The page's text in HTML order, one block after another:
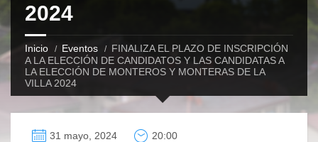
2024
Inicio Eventos
FINALIZA EL PLAZO DE INSCRIPCIÓN
A LA ELECCIÓN DE CANDIDATOS Y LAS CANDIDATAS A
LA ELECCIÓN DE MONTEROS Y MONTERAS DE LA
VILLA 2024
31 mayo, 2024 20:00